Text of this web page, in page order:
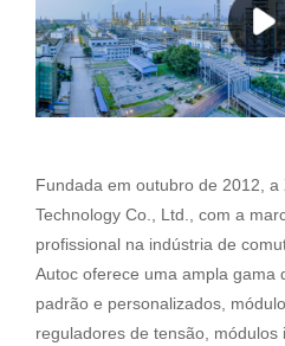
Fundada em outubro de 2012,
Technology Co., Ltd., com a
profissional na indústria de
Autoc oferece uma ampla gama
padrão e personalizados,
reguladores de tensão,